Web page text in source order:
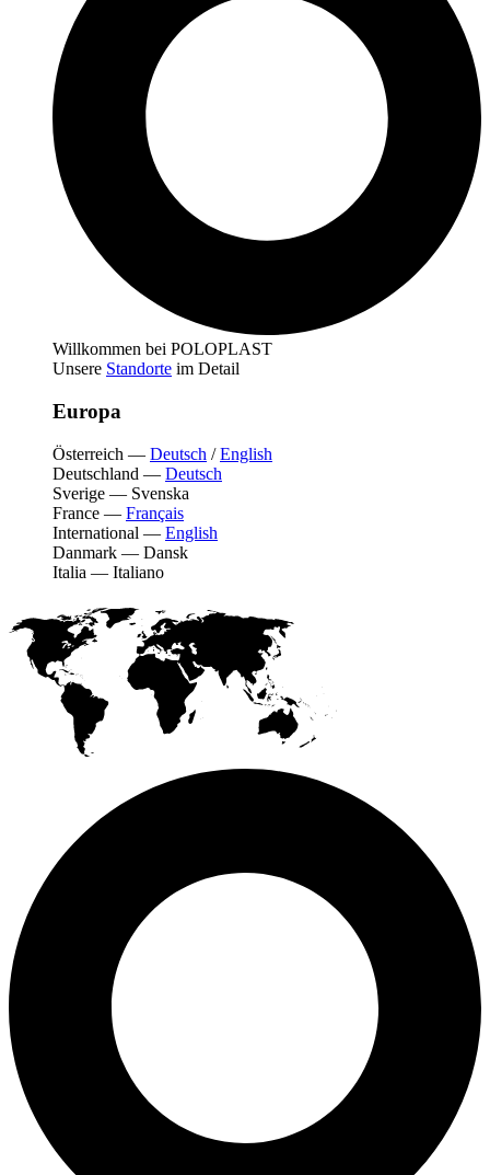
Willkommen bei POLOPLAST
Unsere Standorte im Detail
Europa
Österreich — Deutsch /English
Deutschland — Deutsch
Sverige — Svenska
France — Français
International — English
Danmark — Dansk
Italia — Italiano